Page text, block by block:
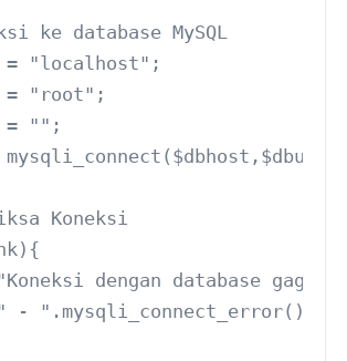
ke database MySQL
"localhost";
"root";
"";
Koneksi
dengan database
- ".mysqli_connect_error());